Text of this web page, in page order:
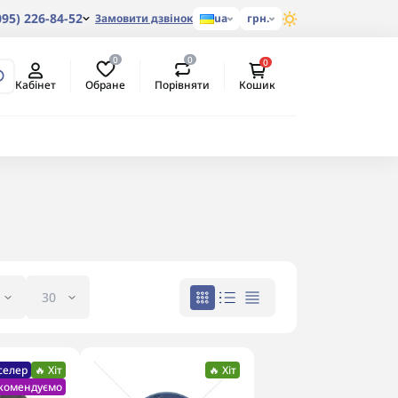
226-84-52 Замовити дзвінок ua грн.
Кабінет
0
Обране
0
Порівняти
0
Кошик
🔥 Хіт
🔥 Хіт